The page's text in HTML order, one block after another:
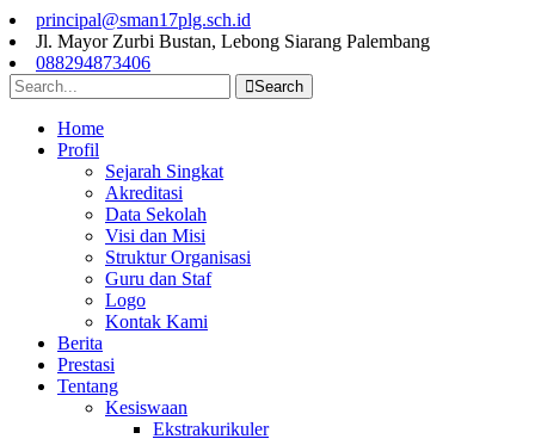
principal@sman17plg.sch.id
Jl. Mayor Zurbi Bustan, Lebong Siarang Palembang
088294873406
Search
Home
Profil
Sejarah Singkat
Akreditasi
Data Sekolah
Visi dan Misi
Struktur Organisasi
Guru dan Staf
Logo
Kontak Kami
Berita
Prestasi
Tentang
Kesiswaan
Ekstrakurikuler